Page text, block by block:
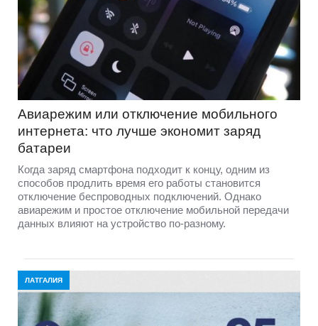
Авиарежим или отключение мобильного
интернета: что лучше экономит заряд
батареи
Когда заряд смартфона подходит к концу, одним из
способов продлить время его работы становится
отключение беспроводных подключений. Однако
авиарежим и простое отключение мобильной передачи
данных влияют на устройство по-разному.
ЛАТГАЛИЯ